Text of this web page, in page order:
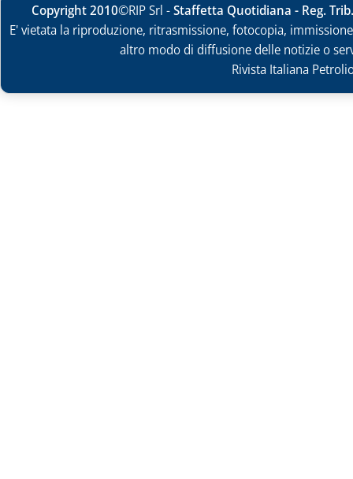
Copyright 2010©RIP Srl -Staffetta Quotidiana - Reg.
E' vietata la riproduzione, ritrasmissione, fotocopia,
altro modo di diffusione delle notizie o
Rivista Italiana